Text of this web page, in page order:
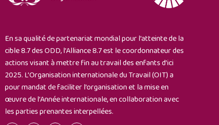
En sa qualité de partenariat mondial pour l’atteinte de la
cible 8.7 des ODD, l’Alliance 8.7 est le coordonnateur des
actions visant à mettre fin au travail des enfants d’ici
2025. L’Organisation internationale du Travail (OIT) a
pour mandat de faciliter l’organisation et la mise en
œuvre de l’Année internationale, en collaboration avec
les parties prenantes interpellées.